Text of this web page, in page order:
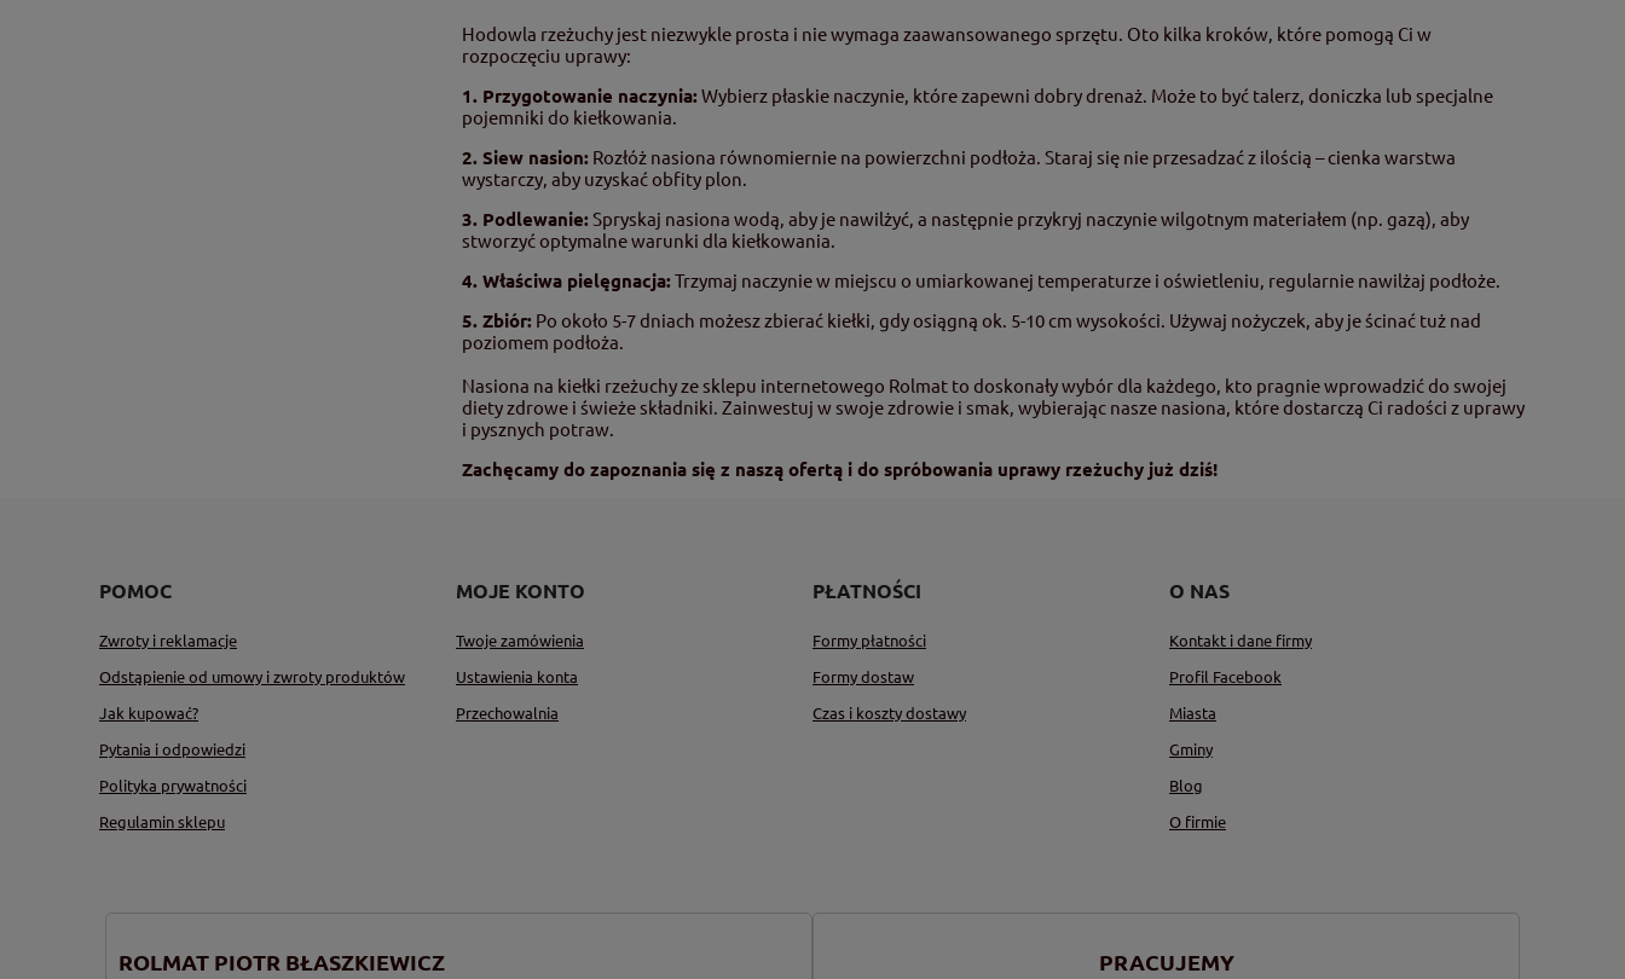
Hodowla rzeżuchy jest niezwykle prosta i nie wymaga zaawansowanego sprzętu. Oto kilka kroków, które pomogą Ci w
rozpoczęciu uprawy:
1. Przygotowanie naczynia:Wybierz płaskie naczynie, które zapewni dobry drenaż. Może to być talerz, doniczka lub specjalne
pojemniki do kiełkowania.
2. Siew nasion: Rozłóż nasiona równomiernie na powierzchni podłoża. Staraj się nie przesadzać z ilością – cienka warstwa
wystarczy, aby uzyskać obfity plon.
3. Podlewanie:Spryskaj nasiona wodą, aby je nawilżyć, a następnie przykryj naczynie wilgotnym materiałem (np. gazą), aby
stworzyć optymalne warunki dla kiełkowania.
4. Właściwa pielęgnacja:Trzymaj naczynie w miejscu o umiarkowanej temperaturze i oświetleniu, regularnie nawilżaj podłoże.
5. Zbiór: Po około 5-7 dniach możesz zbierać kiełki, gdy osiągną ok. 5-10 cm wysokości. Używaj nożyczek, aby je ścinać tuż nad
poziomem podłoża.
Nasiona na kiełki rzeżuchy ze sklepu internetowego Rolmat to doskonały wybór dla każdego, kto pragnie wprowadzić do swojej
diety zdrowe i świeże składniki. Zainwestuj w swoje zdrowie i smak, wybierając nasze nasiona, które dostarczą Ci radości z uprawy
i pysznych potraw.
Zachęcamy do zapoznania się z naszą ofertą i do spróbowania uprawy rzeżuchy już dziś!
POMOC
Zwroty i reklamacje
Odstąpienie od umowy i zwroty produktów
Jak kupować?
Pytania i odpowiedzi
Polityka prywatności
Regulamin sklepu
MOJE KONTO
Twoje zamówienia
Ustawienia konta
Przechowalnia
PŁATNOŚCI
Formy płatności
Formy dostaw
Czas i koszty dostawy
O NAS
Kontakt i dane firmy
Profil Facebook
Miasta
Gminy
Blog
O firmie
ROLMAT PIOTR BŁASZKIEWICZ PRACUJEMY